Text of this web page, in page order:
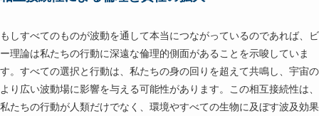
もしすべてのものが波動を通して本当につながっているのであれば、ビ
ー理論は私たちの行動に深遠な倫理的側面があることを示唆していま
す。すべての選択と行動は、私たちの身の回りを超えて共鳴し、宇宙の
より広い波動場に影響を与える可能性があります。この相互接続性は、
私たちの行動が人類だけでなく、環境やすべての生物に及ぼす波及効果